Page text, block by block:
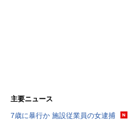
主要ニュース
7歳に暴行か 施設従業員の女逮捕